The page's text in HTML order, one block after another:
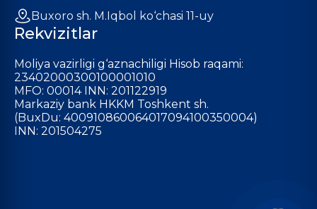
Buxoro sh. M.Iqbol ko‘chasi 11-uy
Rekvizitlar
Moliya vazirligi g‘aznachiligi Hisob raqami:
23402000300100001010
MFO: 00014 INN: 201122919
Markaziy bank HKKM Toshkent sh.
(BuxDu: 400910860064017094100350004)
INN: 201504275